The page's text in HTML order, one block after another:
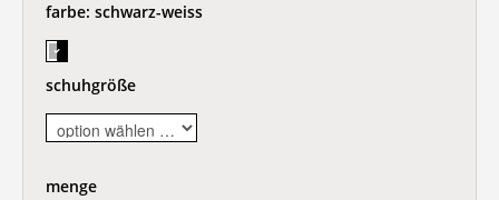
farbe: schwarz-weiss
schuhgröße
menge